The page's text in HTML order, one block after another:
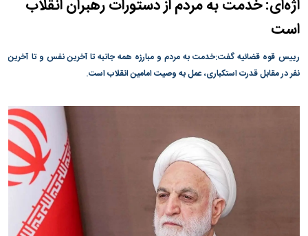
اژه‌ای: خدمت به مردم از دستورات رهبران انقلاب
است
رییس قوه قضائیه گفت:خدمت به مردم و مبارزه همه جانبه تا آخرین نفس و تا آخرین
نفر در مقابل قدرت استکباری، عمل به وصیت امامین انقلاب است.